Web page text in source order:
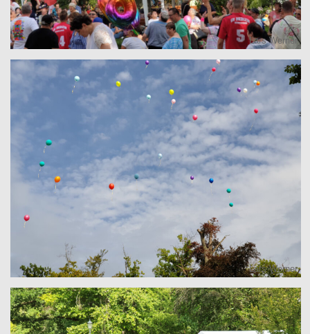
Lars Werner
Lars Werner